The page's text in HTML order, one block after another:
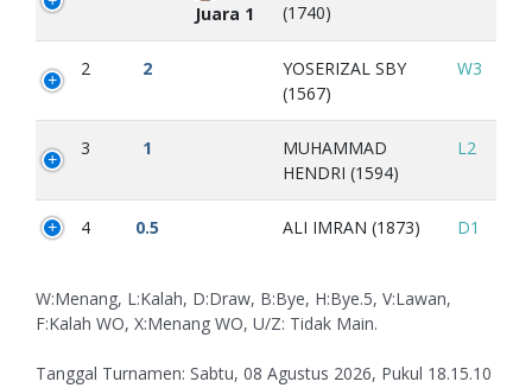
Juara 1
(1740)
2 2
YOSERIZAL SBY
(1567)
W3
3 1
MUHAMMAD
HENDRI (1594)
L2
4 0.5 ALI IMRAN (1873) D1
W:Menang, L:Kalah, D:Draw, B:Bye, H:Bye.5, V:Lawan,
F:Kalah WO, X:Menang WO, U/Z: Tidak Main.
Tanggal Turnamen: Sabtu, 08 Agustus 2026, Pukul 18.15.10